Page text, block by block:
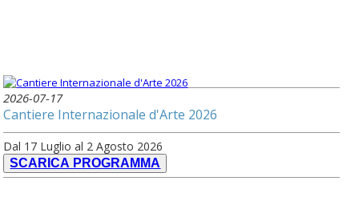
2026-07-17
Cantiere Internazionale d'Arte 2026
Dal 17 Luglio al 2 Agosto 2026
SCARICA PROGRAMMA